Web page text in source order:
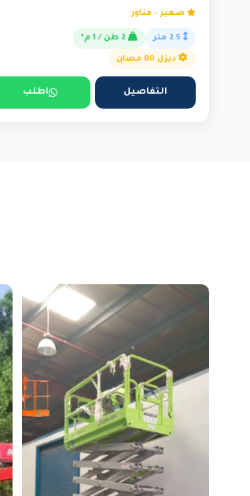
صغير - مناور
ديزل 80 حصان
التفاصيل اطلب